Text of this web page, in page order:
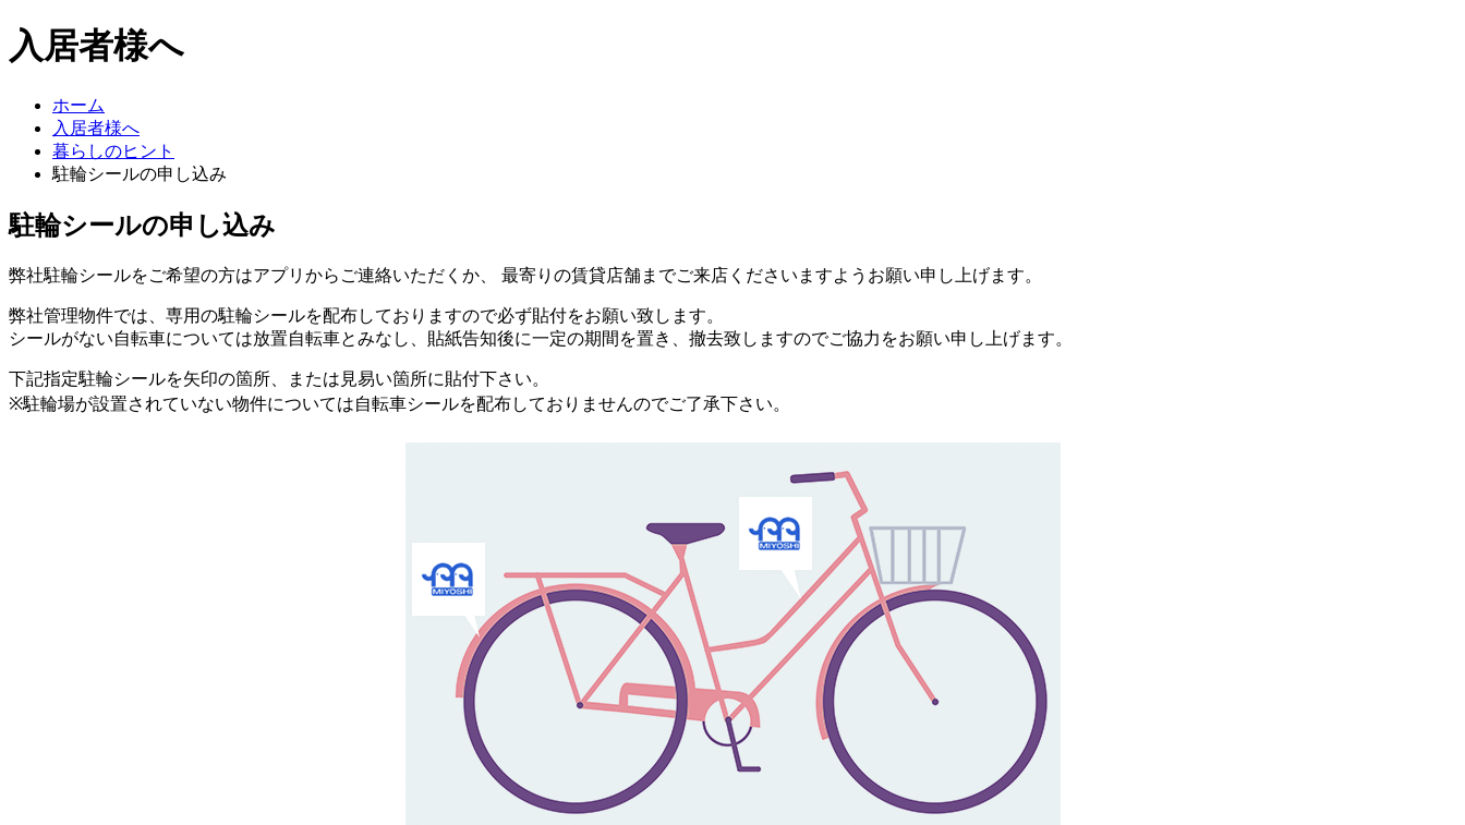
入居者様へ
ホーム
入居者様へ
暮らしのヒント
駐輪シールの申し込み
駐輪シールの申し込み
弊社駐輪シールをご希望の方はアプリからご連絡いただくか、 最寄りの賃貸店舗までご来店くださいますようお願い申し上げます。
弊社管理物件では、専用の駐輪シールを配布しておりますので必ず貼付をお願い致します。
シールがない自転車については放置自転車とみなし、貼紙告知後に一定の期間を置き、撤去致しますのでご協力をお願い申し上げます。
下記指定駐輪シールを矢印の箇所、または見易い箇所に貼付下さい。
※駐輪場が設置されていない物件については自転車シールを配布しておりませんのでご了承下さい。